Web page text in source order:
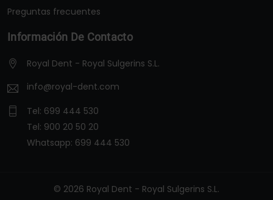
Preguntas frecuentes
Información De Contacto
Royal Dent - Royal Sulgerins S.L.
info@royal-dent.com
Tel: 699 444 530
Tel: 900 20 50 20
Whatsapp: 699 444 530
© 2026 Royal Dent - Royal Sulgerins S.L.